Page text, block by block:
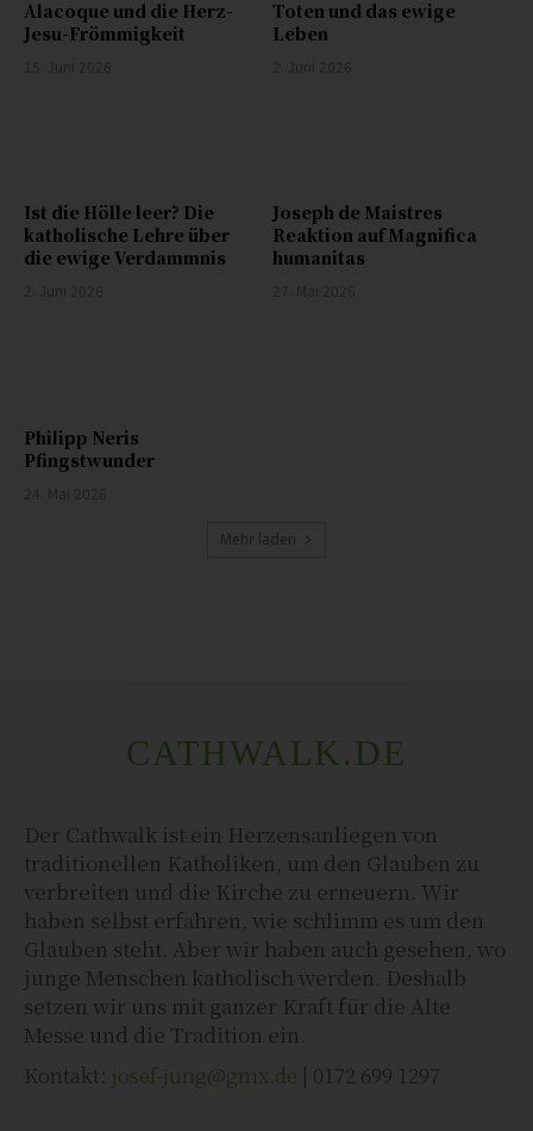
Alacoque und die Herz-
Jesu-Frömmigkeit
Toten und das ewige
Leben
Ist die Hölle leer? Die
katholische Lehre über
die ewige Verdammnis
Joseph de Maistres
Reaktion auf Magnifica
humanitas
Philipp Neris
Pfingstwunder
Mehr laden
CATHWALK.DE
Der Cathwalk ist ein Herzensanliegen von
traditionellen Katholiken, um den Glauben zu
verbreiten und die Kirche zu erneuern. Wir
haben selbst erfahren, wie schlimm es um den
Glauben steht. Aber wir haben auch gesehen, wo
junge Menschen katholisch werden. Deshalb
setzen wir uns mit ganzer Kraft für die Alte
Messe und die Tradition ein.
Kontakt: josef-jung@gmx.de | 0172 699 1297